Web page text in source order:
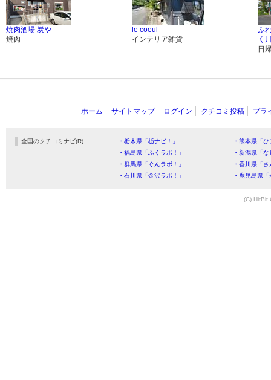
焼肉酒場 炭や
焼肉
le coeul
インテリア雑貨
ふ
く
日
ホーム サイトマップ ログイン クチコミ投稿 プラ
全国のクチコミナビ(R) ・栃木県「栃ナビ！」
・熊本県「
・福島県「ふくラボ！」
・新潟県「
・群馬県「ぐんラボ！」
・香川県「
・石川県「金沢ラボ！」
・鹿児島県
(C) HitBit